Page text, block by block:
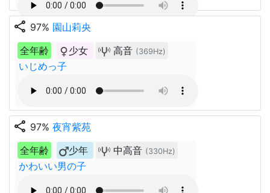
share 97% 園山莉央
全年齢
少女 高音 (369Hz)
いじめっ子
share 97% 夜宵紫苑
全年齢
少年 中高音 (330Hz)
かわいい男の子